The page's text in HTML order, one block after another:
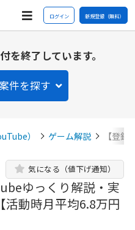
ログイン 新規登録（無料）
を終了しています。
件を探す
） ゲーム解説 【登
ゆっくり解説・実
動時月平均6.8万円
気になる（値下げ通知）